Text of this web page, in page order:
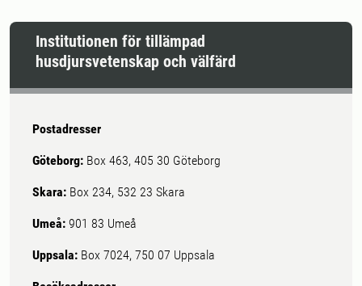
Institutionen för tillämpad
husdjursvetenskap och välfärd
Postadresser
Göteborg: Box 463, 405 30 Göteborg
Skara: Box 234, 532 23 Skara
Umeå: 901 83 Umeå
Uppsala: Box 7024, 750 07 Uppsala